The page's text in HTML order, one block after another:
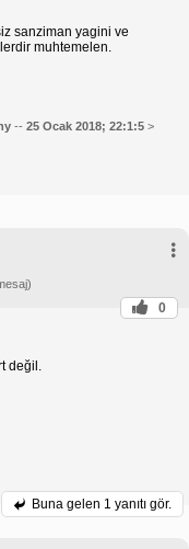
sanziman yagini ve
muhtemelen.
-- 25 Ocak 2018; 22:1:5 >
0
değil.
Buna gelen 1 yanıtı gör.